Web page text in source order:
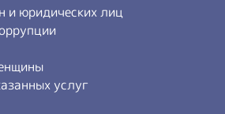
и юридических лиц
услуг